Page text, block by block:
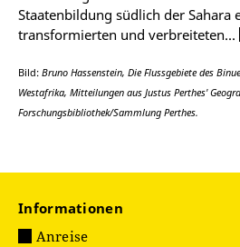
Staatenbildung südlich der Sahara
transformierten und verbreiteten...
Bild: Bruno Hassenstein, Die Flussgebiete des
Westafrika, Mitteilungen aus Justus Perthes'
Forschungsbibliothek/Sammlung Perthes.
Informationen
Anreise